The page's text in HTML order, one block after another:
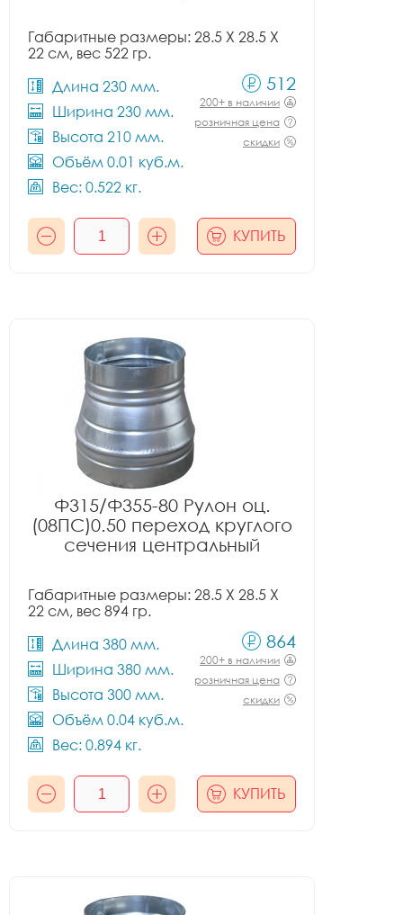
Габаритные размеры: 28.5 X 28.5 X
22 см, вес 522 гр.
Длина 230 мм.
Ширина 230 мм.
Высота 210 мм.
Объём 0.01 куб.м.
Вес: 0.522 кг.
512
200+ в наличии
розничная цена
скидки
КУПИТЬ
Ф315/Ф355-80 Рулон оц.
(08ПС)0.50 переход круглого
сечения центральный
Габаритные размеры: 28.5 X 28.5 X
22 см, вес 894 гр.
Длина 380 мм.
Ширина 380 мм.
Высота 300 мм.
Объём 0.04 куб.м.
Вес: 0.894 кг.
864
200+ в наличии
розничная цена
скидки
КУПИТЬ